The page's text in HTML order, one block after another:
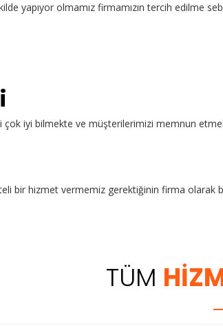
yapıyor olmamız firmamızın tercih edilme
iyi bilmekte ve müşterilerimizi memnun
bir hizmet vermemiz gerektiğinin firma olarak
TÜM